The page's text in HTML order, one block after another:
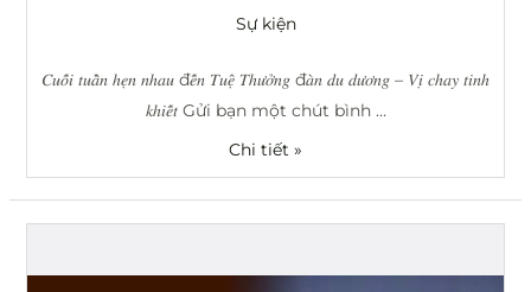
Sự kiện
𝐶𝑢𝑜̂́𝑖 𝑡𝑢𝑎̂̀𝑛 ℎ𝑒̣𝑛 𝑛ℎ𝑎𝑢 đ𝑒̂́𝑛 𝑇𝑢𝑒̣̂ 𝑇ℎ𝑢̛𝑜̛̉𝑛𝑔 đ𝑎̀𝑛 𝑑𝑢 𝑑𝑢̛𝑜̛𝑛𝑔 – 𝑉𝑖̣ 𝑐ℎ𝑎𝑦 𝑡𝑖𝑛ℎ
𝑘ℎ𝑖𝑒̂́𝑡 Gửi bạn một chút bình …
Chi tiết »